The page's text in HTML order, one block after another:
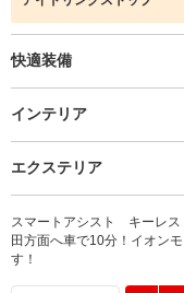
快適装備
インテリア
エクステリア
スマートアシスト キーレ
田方面へ車で10分！イオン
す！